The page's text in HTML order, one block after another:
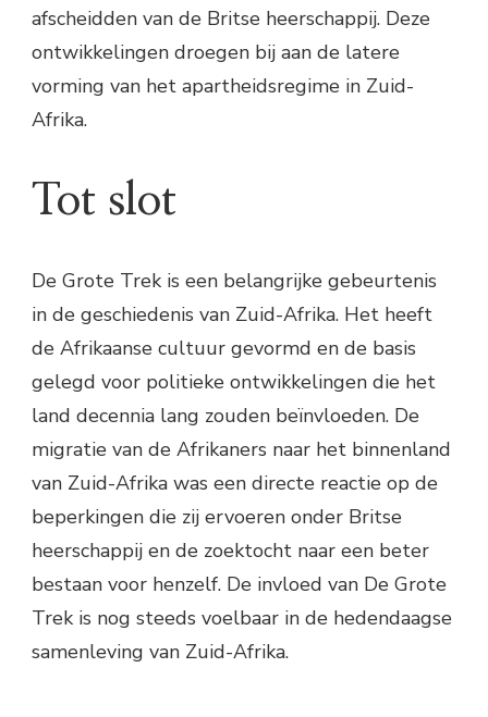
afscheidden van de Britse heerschappij. Deze
ontwikkelingen droegen bij aan de latere
vorming van het apartheidsregime in Zuid-
Afrika.
Tot slot
De Grote Trek is een belangrijke gebeurtenis
in de geschiedenis van Zuid-Afrika. Het heeft
de Afrikaanse cultuur gevormd en de basis
gelegd voor politieke ontwikkelingen die het
land decennia lang zouden beïnvloeden. De
migratie van de Afrikaners naar het binnenland
van Zuid-Afrika was een directe reactie op de
beperkingen die zij ervoeren onder Britse
heerschappij en de zoektocht naar een beter
bestaan voor henzelf. De invloed van De Grote
Trek is nog steeds voelbaar in de hedendaagse
samenleving van Zuid-Afrika.